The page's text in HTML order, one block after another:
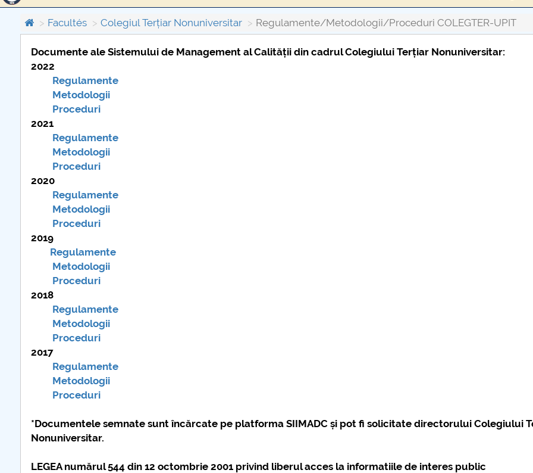
Regulamente/Metodologii/Proceduri COLEGTER-UPIT Contact COLEGTER-UPIT Evenimente CTN
Facultés
Colegiul Terțiar Nonuniversitar Regulamente/Metodologii/Proceduri COLEGTER-UPIT
Documente ale Sistemului de Management al Calității din cadrul Colegiului Terțiar Nonuniversitar:
2022
Regulamente
Metodologii
Proceduri
2021
Regulamente
Metodologii
Proceduri
2020
Regulamente
Metodologii
Proceduri
2019
Regulamente
Metodologii
Proceduri
2018
Regulamente
Metodologii
Proceduri
2017
Regulamente
Metodologii
Proceduri
*Documentele semnate sunt încărcate pe platforma SIIMADC și pot fi solicitate directorului Colegiului
Nonuniversitar.
LEGEA numărul 544 din 12 octombrie 2001 privind liberul acces la informatiile de interes public
COMUNICAT DE PRESA